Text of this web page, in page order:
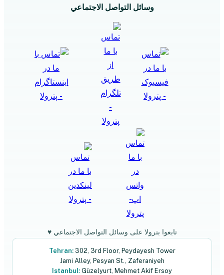
وسائل التواصل الاجتماعي
تابعوا بترولا على وسائل التواصل الاجتماعي ♥
Tehran:302, 3rd Floor, Peydayesh Tower
Jami Alley, Pesyan St., Zaferaniyeh
Istanbul: Güzelyurt, Mehmet Akif Ersoy